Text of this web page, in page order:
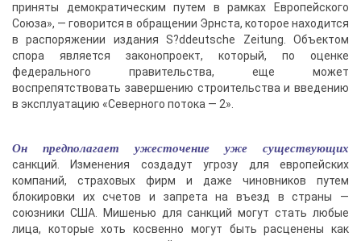
приняты демократическим путем в рамках Европейского
Союза», — говорится в обращении Эрнста, которое находится
в распоряжении издания S?ddeutsche Zeitung. Объектом
спора является законопроект, который, по оценке
федерального правительства, еще может
воспрепятствовать завершению строительства и введению
в эксплуатацию «Северного потока — 2».
Он предполагает ужесточение уже существующих
санкций. Изменения создадут угрозу для европейских
компаний, страховых фирм и даже чиновников путем
блокировки их счетов и запрета на въезд в страны —
союзники США. Мишенью для санкций могут стать любые
лица, которые хоть косвенно могут быть расценены как